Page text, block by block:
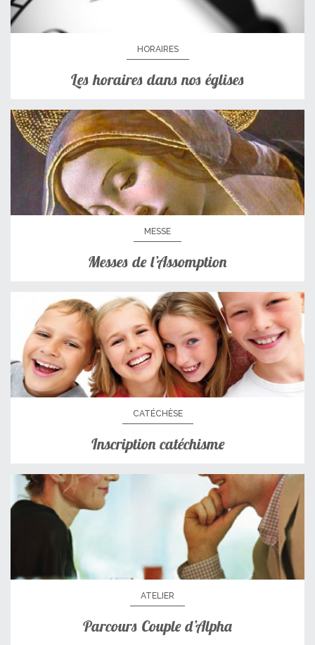
HORAIRES
Les horaires dans nos églises
MESSE
Messes de l’Assomption
CATÉCHÈSE
Inscription catéchisme
ATELIER
Parcours Couple d’Alpha